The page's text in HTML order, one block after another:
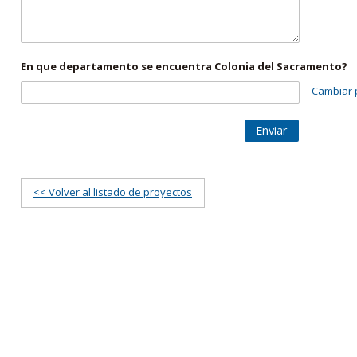
En que departamento se encuentra Colonia del Sacramento?
Cambiar
Enviar
<< Volver al listado de proyectos